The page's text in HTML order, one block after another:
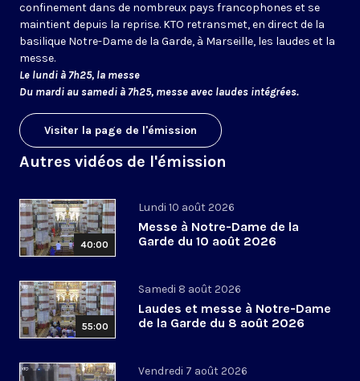
confinement dans de nombreux pays francophones et se
maintient depuis la reprise. KTO retransmet, en direct de la
basilique Notre-Dame de la Garde, à Marseille, les laudes et la
messe.
Le lundi à 7h25, la messe
Du mardi au samedi à 7h25, messe avec laudes intégrées.
Visiter la page de l'émission
Autres vidéos de l'émission
40:00
Lundi 10 août 2026
Messe à Notre-Dame de la
Garde du 10 août 2026
55:00
Samedi 8 août 2026
Laudes et messe à Notre-Dame
de la Garde du 8 août 2026
Vendredi 7 août 2026